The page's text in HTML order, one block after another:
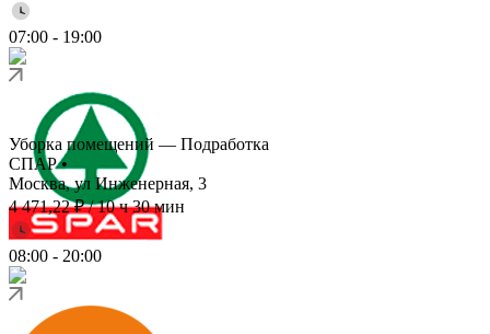
07:00 - 19:00
Уборка помещений — Подработка
СПАР•
Москва, ул Инженерная, 3
4 471,22 ₽/10 ч 30 мин
08:00 - 20:00